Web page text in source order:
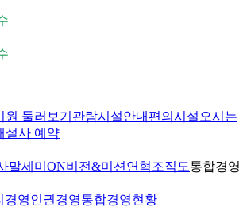
원 둘러보기 관람시설안내 편의시설 오시는
설사 예약
말세미ON비전&미션 연혁조직도통합경영
경영인권경영통합경영현황